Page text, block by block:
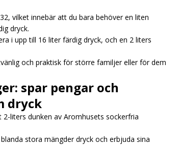
vilket innebär att du bara behöver en liten
dryck.
i upp till 16 liter färdig dryck, och en 2 liters
och praktisk för större familjer eller för dem
spar pengar och
dryck
liters dunken av Aromhusets sockerfria
stora mängder dryck och erbjuda sina